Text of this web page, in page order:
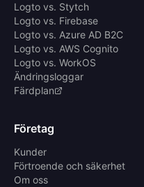
Logto vs. Stytch
Logto vs. Firebase
Logto vs. Azure AD B2C
Logto vs. AWS Cognito
Logto vs. WorkOS
Ändringsloggar
Färdplan
Företag
Kunder
Förtroende och säkerhet
Om oss